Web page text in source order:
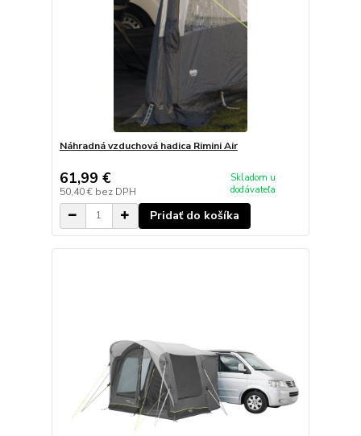
Náhradná vzduchová hadica Rimini Air
61,99 €
50,40 € bez DPH
Skladom u
dodávateľa
Pridať do košíka